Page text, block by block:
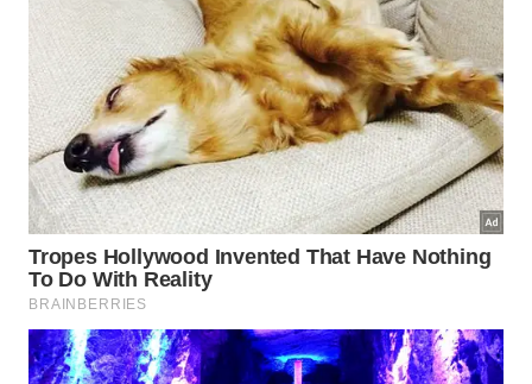
realça os relevos naturais da estrutura rústica
criando texturas incríveis. Finalize aplicando verniz
fosco protetor demaneira altamenteprofissional.
Confira a seguir os cuidados recomendados após a
secagem total:
Evite limpar a superfície com produtos químicos
abrasivos;
Substitua os puxadores antigos para
complementar o novo estilo;
Faça manutenções periódicas na camada
protetora de verniz.